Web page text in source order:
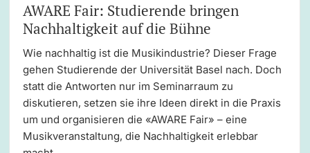
AWARE Fair: Studierende bringen
Nachhaltigkeit auf die Bühne
Wie nachhaltig ist die Musikindustrie? Dieser Frage
gehen Studierende der Universität Basel nach. Doch
statt die Antworten nur im Seminarraum zu
diskutieren, setzen sie ihre Ideen direkt in die Praxis
um und organisieren die «AWARE Fair» – eine
Musikveranstaltung, die Nachhaltigkeit erlebbar